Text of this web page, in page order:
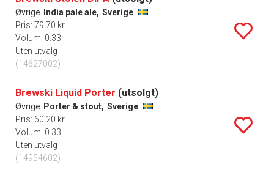
Øvrige India pale ale, Sverige
Pris: 79.70 kr
Volum: 0.33 l
Uten utvalg
(14627002)
Brewski Liquid Porter (utsolgt)
Øvrige Porter & stout, Sverige
Pris: 60.20 kr
Volum: 0.33 l
Uten utvalg
(14954602)